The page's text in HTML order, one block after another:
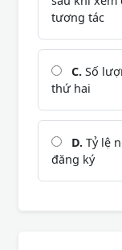
tương tác
C. Số
thứ hai
D. Tỷ lệ
đăng ký